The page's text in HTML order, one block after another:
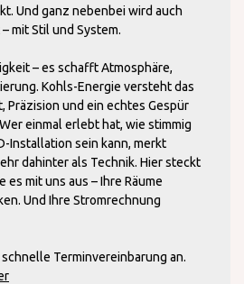
Und ganz nebenbei wird auch
mit Stil und System.
– es schafft Atmosphäre,
Kohls-Energie versteht das
Präzision und ein echtes Gespür
einmal erlebt hat, wie stimmig
Installation sein kann, merkt
dahinter als Technik. Hier steckt
es mit uns aus – Ihre Räume
Und Ihre Stromrechnung
Terminvereinbarung an.